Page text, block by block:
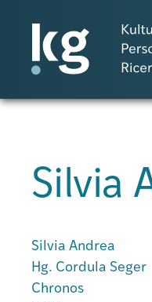
Projects
Persunas
Silvia
Silvia Andrea
Hg. Cordula Seger
Chronos